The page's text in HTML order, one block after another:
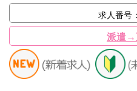
求人番号：
派遣→